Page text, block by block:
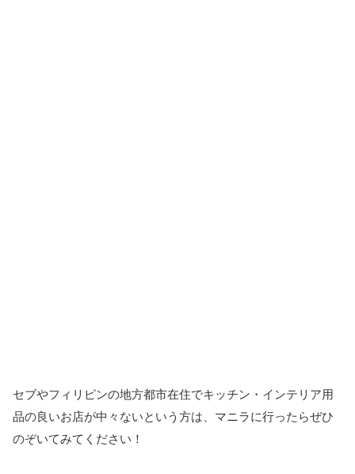
セブやフィリピンの地方都市在住でキッチン・インテリア用
品の良いお店が中々ないという方は、マニラに行ったらぜひ
のぞいてみてください！